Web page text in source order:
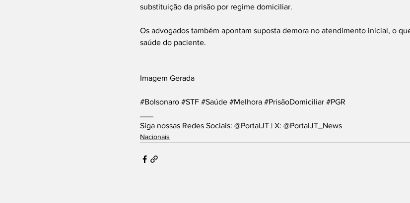
substituição da prisão por regime domiciliar.
Os advogados também apontam suposta demora no atendimento inicial, o
saúde do paciente.
Imagem Gerada
#Bolsonaro #STF #Saúde #Melhora #PrisãoDomiciliar #PGR
Siga nossas Redes Sociais: @PortalJT | X: @PortalJT_News
Nacionais